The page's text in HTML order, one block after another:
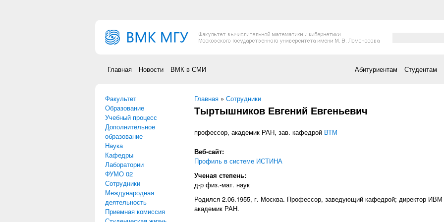
Главная Новости ВМК в СМИ Абитуриентам Студентам
Факультет
Образование
Учебный процесс
Дополнительное
образование
Наука
Кафедры
Лаборатории
ФУМО 02
Сотрудники
Международная
деятельность
Приемная комиссия
Вы здесь
Главная » Сотрудники
Тыртышников Евгений Евгеньевич
профессор, академик РАН, зав. кафедрой ВТМ
Веб-сайт:
Профиль в системе ИСТИНА
Ученая степень:
д-р физ.-мат. наук
Родился 2.06.1955, г. Москва. Профессор, заведующий кафедрой; директор
академик РАН.